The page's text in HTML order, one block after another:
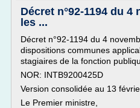
Décret n°92-1194 du
les ...
Décret n°92-1194 du 4
dispositions communes
stagiaires de la fonction
NOR: INTB9200425D
Version consolidée au 13
Le Premier ministre,